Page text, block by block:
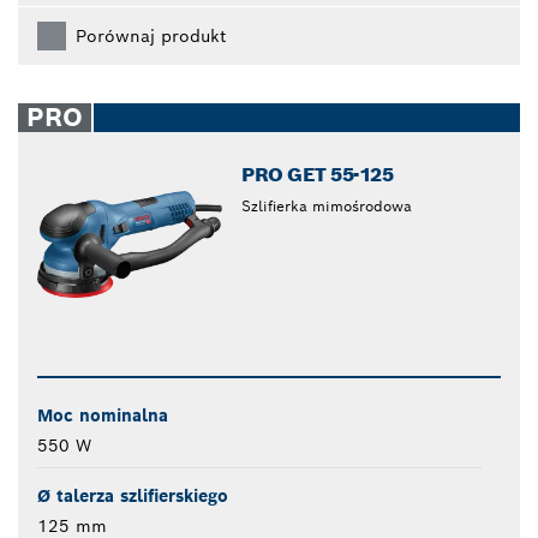
Porównaj produkt
PRO
PRO GET 55-125
Szlifierka mimośrodowa
Moc nominalna
550 W
Ø talerza szlifierskiego
125 mm